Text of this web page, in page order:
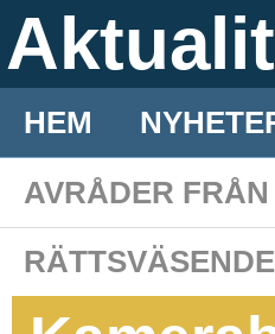
HEM
AVRÅDER